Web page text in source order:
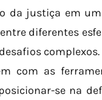
da justiça em
diferentes
com as
se na